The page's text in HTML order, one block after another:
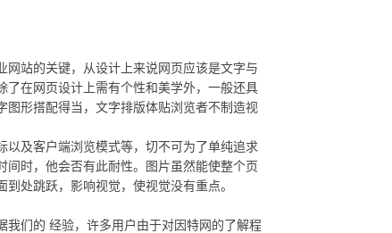
站的关键，从设计上来说网页应该是文字与
了在网页设计上需有个性和美学外，一般还具
图形搭配得当，文字排版体贴浏览者不制造视
及客户端浏览模式等，切不可为了单纯追求
时，他会否有此耐性。图片虽然能使整个页
面到处跳跃，影响视觉，使视觉没有重点。
们的 经验，许多用户由于对因特网的了解程